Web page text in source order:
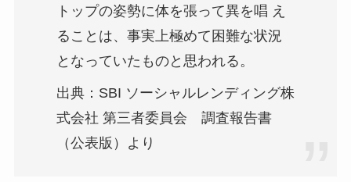
トップの姿勢に体を張って異を唱 え
ることは、事実上極めて困難な状況
となっていたものと思われる。
出典：SBI ソーシャルレンディング株
式会社 第三者委員会 調査報告書
（公表版）より